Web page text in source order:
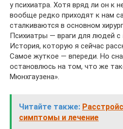
у психиатра. Хотя вряд ли он к
вообще редко приходят к нам
сталкиваются в основном
Психиатры — враги для людей с
История, которую я сейчас
Самое жуткое — впереди. Но
остановлюсь на том, что же
Мюнхгаузена».
Читайте также:
симптомы и лечение